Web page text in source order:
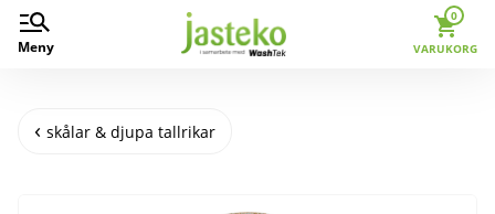
Meny
0
VARUKORG
skålar & djupa tallrikar